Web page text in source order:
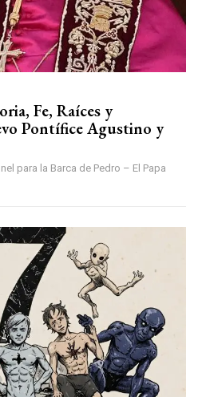
Fe, Raíces y
Pontífice Agustino y
para la Barca de Pedro – El Papa